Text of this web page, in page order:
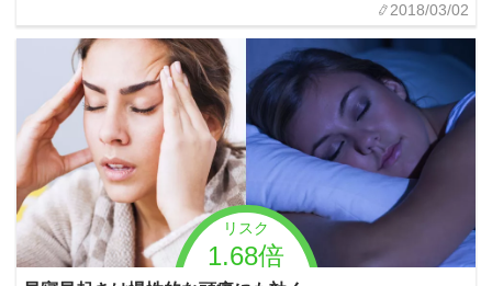
2018/03/02
リスク
1.68倍